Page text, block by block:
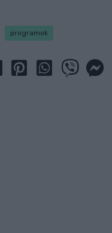
programok